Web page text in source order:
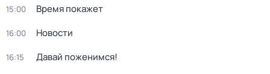
15:00 Время покажет
16:00 Новости
16:15 Давай поженимся!